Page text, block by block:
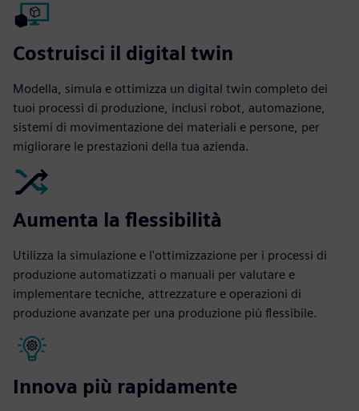
Costruisci il digital twin
Modella, simula e ottimizza un digital twin completo dei
tuoi processi di produzione, inclusi robot, automazione,
sistemi di movimentazione dei materiali e persone, per
migliorare le prestazioni della tua azienda.
Aumenta la flessibilità
Utilizza la simulazione e l'ottimizzazione per i processi di
produzione automatizzati o manuali per valutare e
implementare tecniche, attrezzature e operazioni di
produzione avanzate per una produzione più flessibile.
Innova più rapidamente